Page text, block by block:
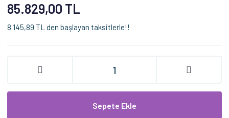
85.829,00 TL
8.145,89 TL den başlayan taksitlerle!!
Sepete Ekle